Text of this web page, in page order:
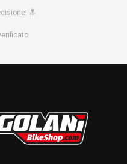
🔝